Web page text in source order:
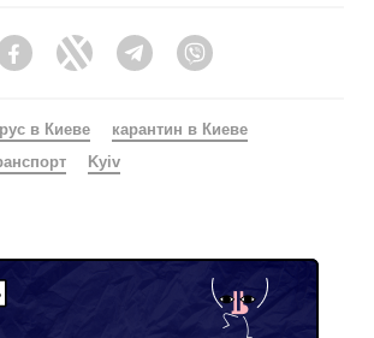
FacebookTwitter Telegram
в Киеве
карантин в Киеве
Kyiv